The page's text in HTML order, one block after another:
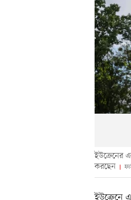
ইউক্রেনের
করছেন
ইউক্রেনে